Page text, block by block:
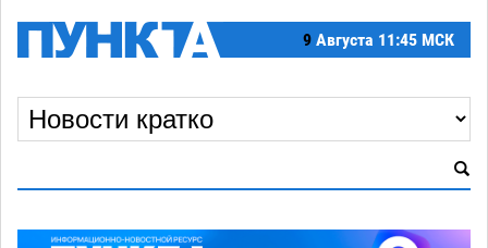
9 Августа 11:45 МСК